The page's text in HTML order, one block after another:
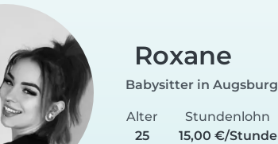
Roxane
Babysitter in Augsburg
Alter
25
Stundenlohn
15,00 €/Stunde